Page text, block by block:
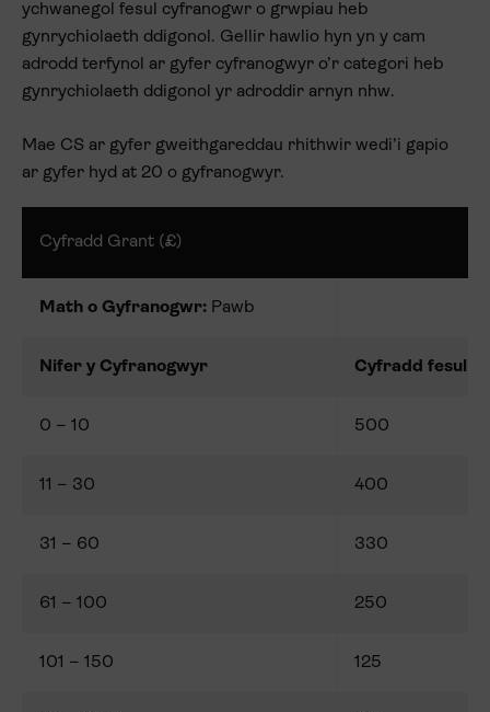
ychwanegol fesul cyfranogwr o grwpiau heb
gynrychiolaeth ddigonol. Gellir hawlio hyn yn y cam
adrodd terfynol ar gyfer cyfranogwyr o’r categori heb
gynrychiolaeth ddigonol yr adroddir arnyn nhw.
Mae CS ar gyfer gweithgareddau rhithwir wedi’i gapio
ar gyfer hyd at 20 o gyfranogwyr.
Cyfradd Grant (£)
Math o Gyfranogwr: Pawb
Nifer y Cyfranogwyr Cyfradd fesul
0 – 10 500
11 – 30 400
31 – 60 330
61 – 100 250
101 – 150 125